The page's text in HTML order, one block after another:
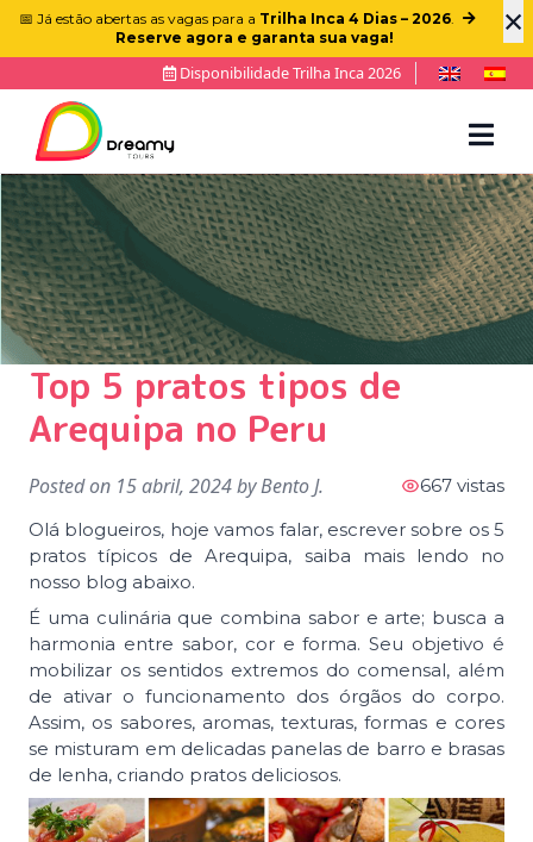
×
📅 Já estão abertas as vagas para a Trilha Inca 4 Dias – 2026.
Reserve agora e garanta sua vaga!
Disponibilidade Trilha Inca 2026
Top 5 pratos tipos de
Arequipa no Peru
Posted on 15 abril, 2024byBento J.
667 vistas
Olá blogueiros, hoje vamos falar, escrever sobre os 5
pratos típicos de Arequipa, saiba mais lendo no
nosso blog abaixo.
É uma culinária que combina sabor e arte; busca a
harmonia entre sabor, cor e forma. Seu objetivo é
mobilizar os sentidos extremos do comensal, além
de ativar o funcionamento dos órgãos do corpo.
Assim, os sabores, aromas, texturas, formas e cores
se misturam em delicadas panelas de barro e brasas
de lenha, criando pratos deliciosos.